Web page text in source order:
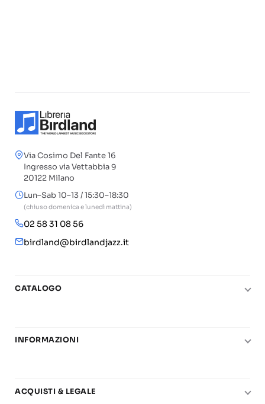
Via Cosimo Del Fante 16
Ingresso via Vettabbia 9
20122 Milano
Lun–Sab 10–13 / 15:30–18:30
(chiuso domenica e lunedì mattina)
02 58 31 08 56
birdland@birdlandjazz.it
CATALOGO
Chitarra
Basi play-along
INFORMAZIONI
Carta del Docente
ACQUISTI & LEGALE